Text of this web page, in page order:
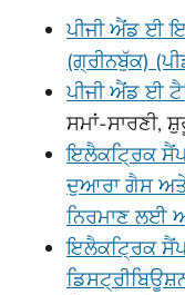
ਪੀਜੀ ਐਂਡ ਈ
(ਗ੍ਰੀਨਬੁੱਕ)
ਪੀਜੀ ਐਂਡ ਈ
ਸਮਾਂ-ਸਾਰਣੀ,
ਇਲੈਕਟ੍ਰਿਕ
ਦੁਆਰਾ ਗੈਸ
ਨਿਰਮਾਣ ਲਈ
ਇਲੈਕਟ੍ਰਿਕ